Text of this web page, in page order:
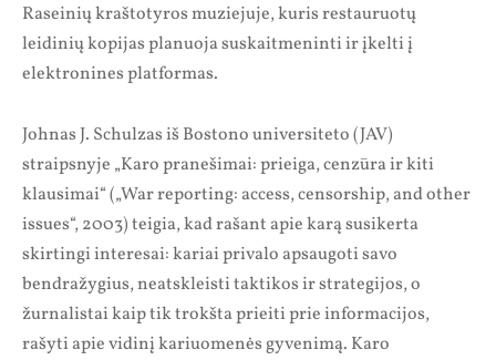
Raseinių kraštotyros muziejuje, kuris restauruotų
leidinių kopijas planuoja suskaitmeninti ir įkelti į
elektronines platformas.
Johnas J. Schulzas iš Bostono universiteto (JAV)
straipsnyje „Karo pranešimai: prieiga, cenzūra ir kiti
klausimai“ („War reporting: access, censorship, and other
issues“, 2003) teigia, kad rašant apie karą susikerta
skirtingi interesai: kariai privalo apsaugoti savo
bendražygius, neatskleisti taktikos ir strategijos, o
žurnalistai kaip tik trokšta prieiti prie informacijos,
rašyti apie vidinį kariuomenės gyvenimą. Karo